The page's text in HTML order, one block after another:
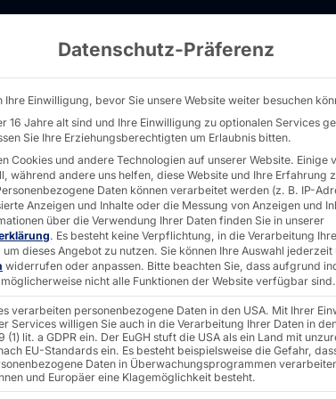
32 CARD DISPENSER - PYRAMID
Datenschutz-Präferenz
Ihre Einwilligung, bevor Sie unsere Website weiter besuchen
16 Jahre alt sind und Ihre Einwilligung zu optionalen Services
Sie Ihre Erziehungsberechtigten um Erlaubnis bitten.
Cookies und andere Technologien auf unserer Website. Einige
während andere uns helfen, diese Website und Ihre Erfahrung
Daten können verarbeitet werden (z. B. IP-
Anzeigen und Inhalte oder die Messung von Anzeigen und
über die Verwendung Ihrer Daten finden Sie in unserer
. Es besteht keine Verpflichtung, in die Verarbeitung
dieses Angebot zu nutzen. Sie können Ihre Auswahl jederzeit
widerrufen oder anpassen. Bitte beachten Sie, dass aufgrund
nicht alle Funktionen der Website verfügbar sind.
verarbeiten personenbezogene Daten in den USA. Mit Ihrer
Services willigen Sie auch in die Verarbeitung Ihrer Daten in
(1) lit. a GDPR ein. Der EuGH stuft die USA als ein Land mit
EU-Standards ein. Es besteht beispielsweise die Gefahr,
Daten in Überwachungsprogrammen
und Europäer eine Klagemöglichkeit besteht.